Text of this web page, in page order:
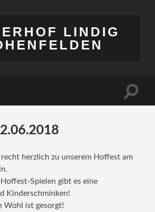
LINDIG
herzlich zu unserem Hoffest am
Spielen gibt es eine
Kinderschminken!
Wohl ist gesorgt!